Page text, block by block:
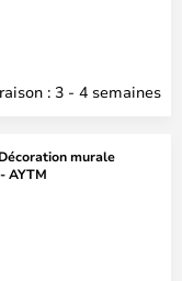
: 3 - 4 semaines
murale
AYTM